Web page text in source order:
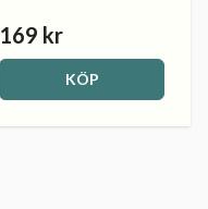
169 kr
KÖP